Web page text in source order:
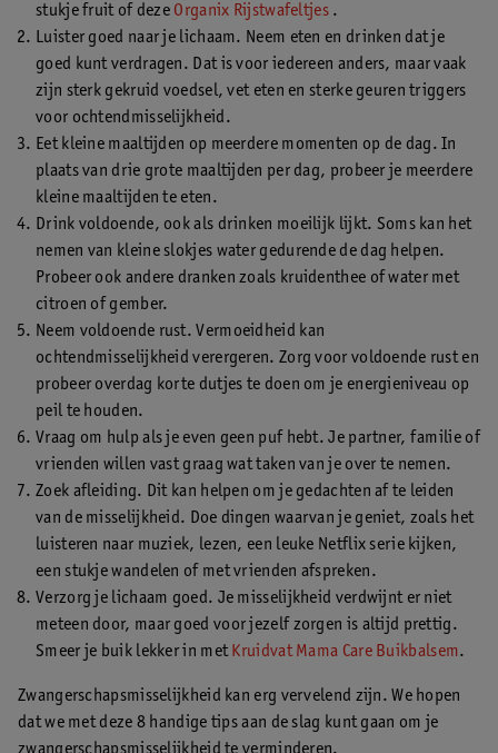
stukje fruit of deze Organix Rijstwafeltjes.
Luister goed naar je lichaam. Neem eten en drinken dat je
goed kunt verdragen. Dat is voor iedereen anders, maar vaak
zijn sterk gekruid voedsel, vet eten en sterke geuren triggers
voor ochtendmisselijkheid.
Eet kleine maaltijden op meerdere momenten op de dag. In
plaats van drie grote maaltijden per dag, probeer je meerdere
kleine maaltijden te eten.
Drink voldoende, ook als drinken moeilijk lijkt. Soms kan het
nemen van kleine slokjes water gedurende de dag helpen.
Probeer ook andere dranken zoals kruidenthee of water met
citroen of gember.
Neem voldoende rust. Vermoeidheid kan
ochtendmisselijkheid verergeren. Zorg voor voldoende rust en
probeer overdag korte dutjes te doen om je energieniveau op
peil te houden.
Vraag om hulp als je even geen puf hebt. Je partner, familie of
vrienden willen vast graag wat taken van je over te nemen.
Zoek afleiding. Dit kan helpen om je gedachten af te leiden
van de misselijkheid. Doe dingen waarvan je geniet, zoals het
luisteren naar muziek, lezen, een leuke Netflix serie kijken,
een stukje wandelen of met vrienden afspreken.
Verzorg je lichaam goed. Je misselijkheid verdwijnt er niet
meteen door, maar goed voor jezelf zorgen is altijd prettig.
Smeer je buik lekker in met Kruidvat Mama Care Buikbalsem.
Zwangerschapsmisselijkheid kan erg vervelend zijn. We hopen
dat we met deze 8 handige tips aan de slag kunt gaan om je
zwangerschapsmisselijkheid te verminderen.